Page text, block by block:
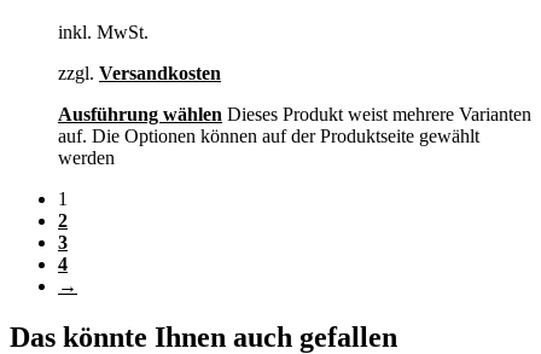
inkl. MwSt.
zzgl. Versandkosten
Ausführung wählen Dieses Produkt weist mehrere Varianten
auf. Die Optionen können auf der Produktseite gewählt
werden
1
2
3
4
→
Das könnte Ihnen auch gefallen